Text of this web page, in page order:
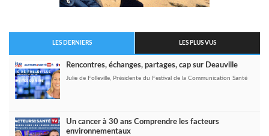
LES DERNIERS LES PLUS VUS
Rencontres, échanges, partages, cap sur Deauville
Julie de Folleville, Présidente du Festival de la Communication Santé
Un cancer à 30 ans Comprendre les facteurs
environnementaux